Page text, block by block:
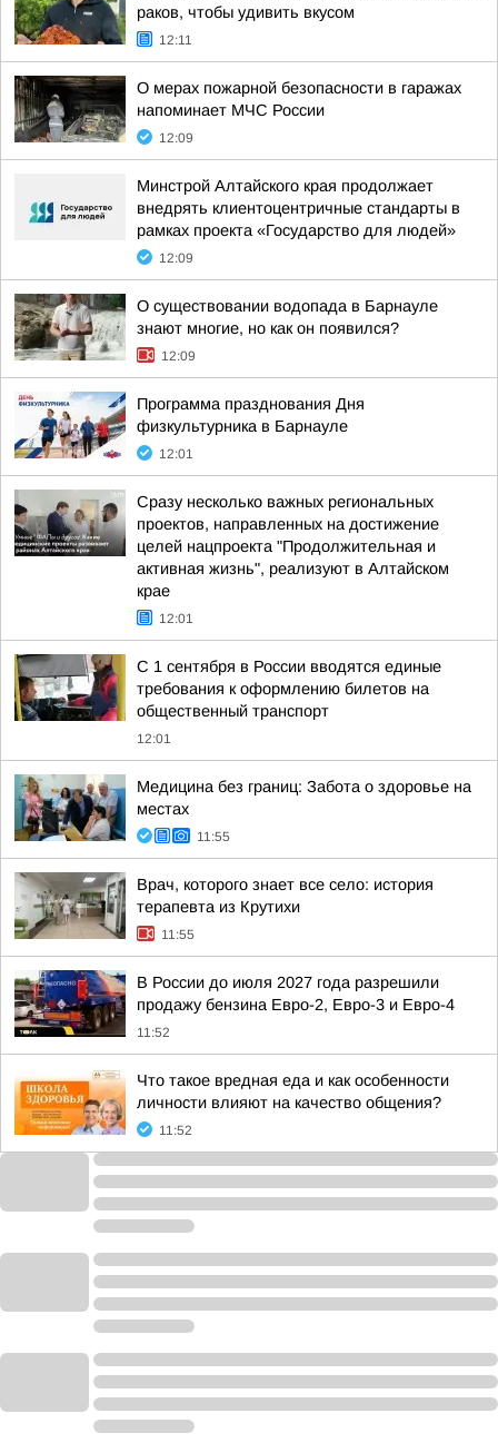
раков, чтобы удивить вкусом
12:11
О мерах пожарной безопасности в гаражах
напоминает МЧС России
12:09
Минстрой Алтайского края продолжает
внедрять клиентоцентричные стандарты в
рамках проекта «Государство для людей»
12:09
О существовании водопада в Барнауле
знают многие, но как он появился?
12:09
Программа празднования Дня
физкультурника в Барнауле
12:01
Сразу несколько важных региональных
проектов, направленных на достижение
целей нацпроекта "Продолжительная и
активная жизнь", реализуют в Алтайском
крае
12:01
С 1 сентября в России вводятся единые
требования к оформлению билетов на
общественный транспорт
12:01
Медицина без границ: Забота о здоровье на
местах
11:55
Врач, которого знает все село: история
терапевта из Крутихи
11:55
В России до июля 2027 года разрешили
продажу бензина Евро-2, Евро-3 и Евро-4
11:52
Что такое вредная еда и как особенности
личности влияют на качество общения?
11:52